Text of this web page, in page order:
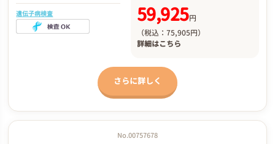
遺伝子病検査 59,925円
（税込：75,905円）
詳細はこちら
さらに詳しく
No.00757678